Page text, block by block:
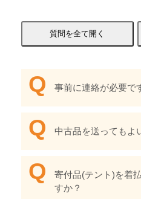
事前に連絡が必要で
中古品を送ってもよ
寄付品(テント)を着
すか？